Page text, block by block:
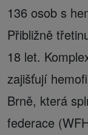
136 osob s
Přibližně
18 let.
zajišťují
Brně, která
federace